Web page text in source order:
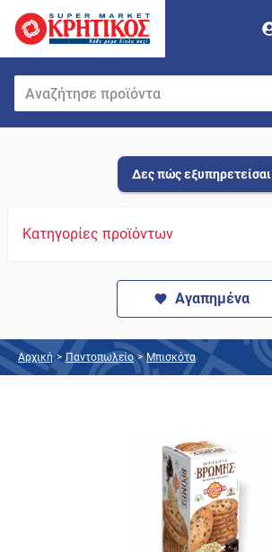
Δες πώς εξυπηρετείσαι
Κατηγορίες προϊόντων
Αγαπημένα
Αρχική > Παντοπωλείο > Μπισκότα